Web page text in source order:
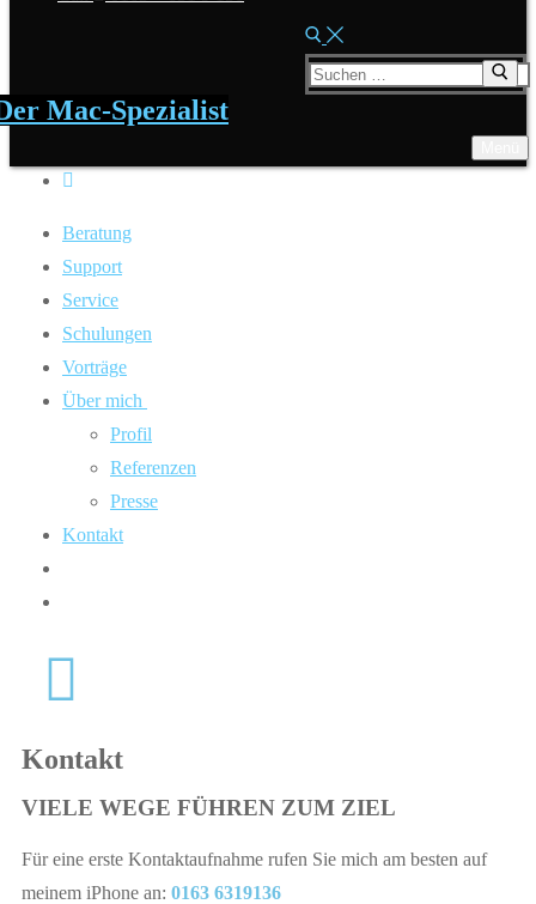
Mac-Spezialist
Beratung
Support
Service
Schulungen
Vorträge
Über mich
Profil
Referenzen
Presse
Kontakt
Kontakt
VIELE WEGE FÜHREN ZUM ZIEL
Für eine erste Kontaktaufnahme rufen Sie mich am besten auf
meinem iPhone an: 0163 6319136